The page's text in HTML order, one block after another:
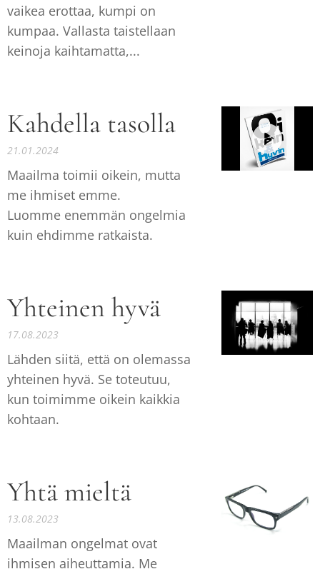
vaikea erottaa, kumpi on
kumpaa. Vallasta taistellaan
keinoja kaihtamatta,...
Kahdella tasolla
21.01.2024
Maailma toimii oikein, mutta
me ihmiset emme.
Luomme enemmän ongelmia
kuin ehdimme ratkaista.
Yhteinen hyvä
17.08.2023
Lähden siitä, että on olemassa
yhteinen hyvä. Se toteutuu,
kun toimimme oikein kaikkia
kohtaan.
Yhtä mieltä
13.08.2023
Maailman ongelmat ovat
ihmisen aiheuttamia. Me